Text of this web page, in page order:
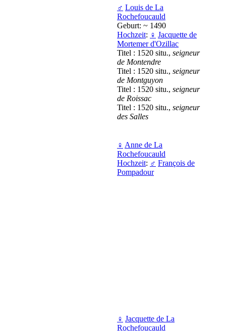
♂ Louis de La
Rochefoucauld
Geburt: ~ 1490
Hochzeit: ♀ Jacquette de
Mortemer d'Ozillac
Titel : 1520 situ., seigneur
de Montendre
Titel : 1520 situ., seigneur
de Montguyon
Titel : 1520 situ., seigneur
de Roissac
Titel : 1520 situ., seigneur
des Salles
♀ Anne de La
Rochefoucauld
Hochzeit: ♂ François de
Pompadour
♀ Jacquette de La
Rochefoucauld